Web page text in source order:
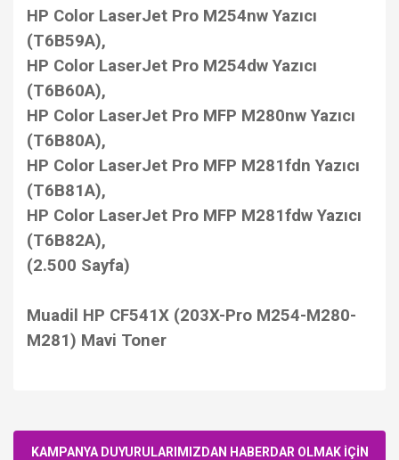
HP Color LaserJet Pro M254nw Yazıcı
(T6B59A),
HP Color LaserJet Pro M254dw Yazıcı
(T6B60A),
HP Color LaserJet Pro MFP M280nw Yazıcı
(T6B80A),
HP Color LaserJet Pro MFP M281fdn Yazıcı
(T6B81A),
HP Color LaserJet Pro MFP M281fdw Yazıcı
(T6B82A),
(2.500 Sayfa)
Muadil HP CF541X (203X-Pro M254-M280-
M281) Mavi Toner
KAMPANYA DUYURULARIMIZDAN HABERDAR OLMAK İÇİN